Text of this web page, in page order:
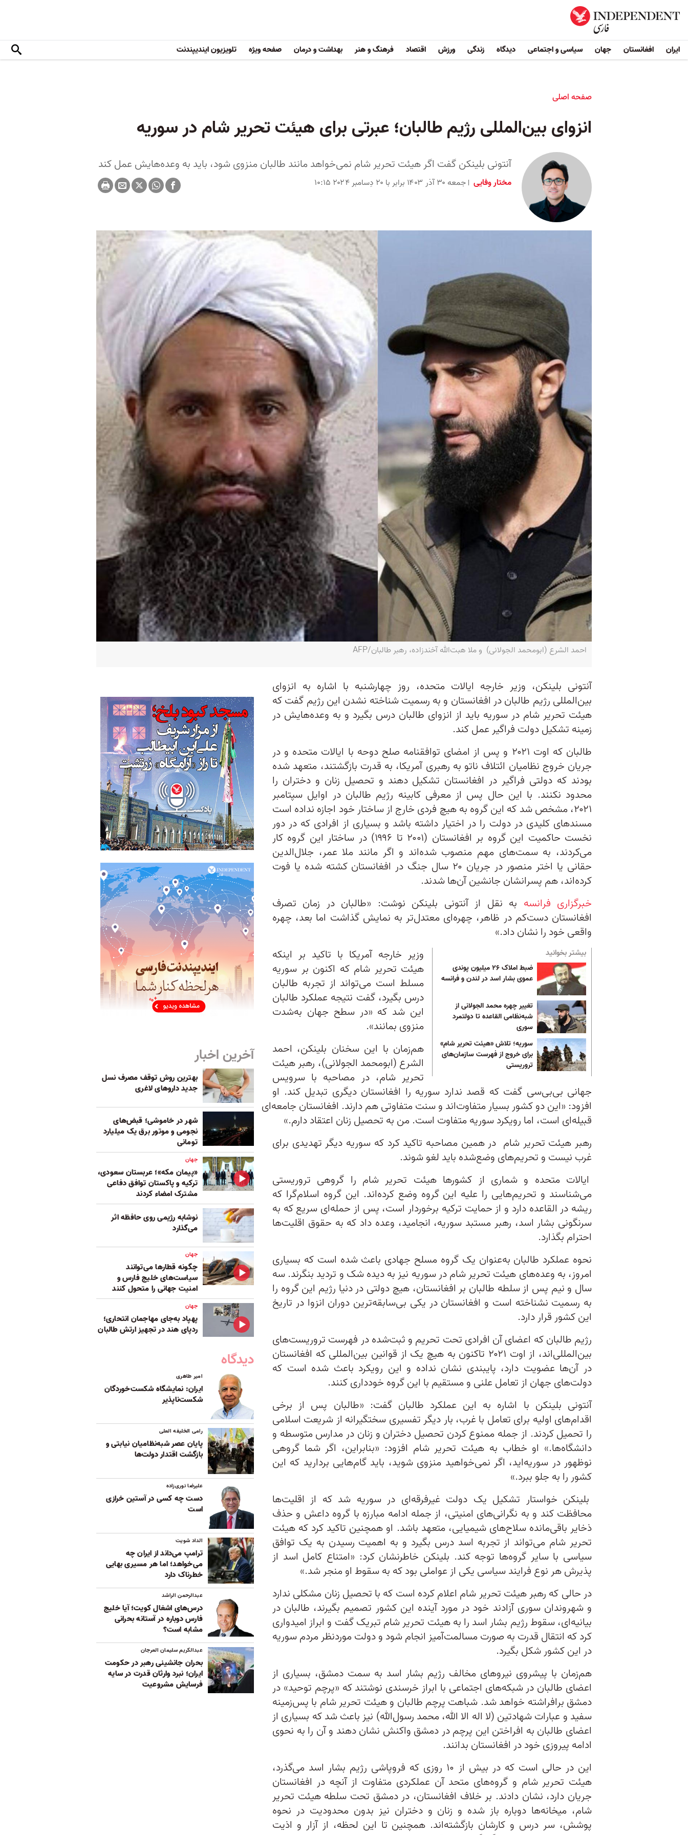
ایران افغانستان جهان سیاسی و اجتماعی دیدگاه زندگی ورزش اقتصاد فرهنگ و هنر بهداشت و درمان صفحه ویژه تلویزیون ایندیپندنت
صفحه اصلی
انزوای بین‌المللی رژیم طالبان؛ عبرتی برای هیئت تحریر شام در سوریه
آنتونی بلینکن گفت اگر هیئت تحریر شام نمی‌خواهد مانند طالبان منزوی شود، باید به وعده‌هایش عمل کند
مختار وفایی جمعه ۳۰ آذر ۱۴۰۳ برابر با ۲۰ دِسامبر ۲۰۲۴ ۱۰:۱۵
احمد الشرع (ابومحمد الجولانی) و ملا هبت‌الله آخندزاده، رهبر طالبان‌/AFP
آنتونی بلینکن، وزیر خارجه ایالات متحده، روز چهارشنبه با اشاره به انزوای
بین‌المللی رژیم طالبان در افغانستان و به رسمیت شناخته نشدن این رژیم گفت که
هیئت تحریر شام در سوریه باید از انزوای طالبان درس بگیرد و به وعده‌هایش در
زمینه تشکیل دولت فراگیر عمل کند.
طالبان که اوت ۲۰۲۱ و پس از امضای توافقنامه صلح دوحه با ایالات متحده و در
جریان خروج نظامیان ائتلاف ناتو به رهبری آمریکا، به قدرت بازگشتند، متعهد شده
بودند که دولتی فراگیر در افغانستان تشکیل دهند و تحصیل زنان و دختران را
محدود نکنند. با این حال پس از معرفی کابینه رژیم طالبان در اوایل سپتامبر
۲۰۲۱، مشخص شد که این گروه به هیچ فردی خارج از ساختار خود اجازه نداده است
مسندهای کلیدی در دولت را در اختیار داشته باشد و بسیاری از افرادی که در دور
نخست حاکمیت این گروه بر افغانستان (۲۰۰۱ تا ۱۹۹۶) در ساختار این گروه کار
می‌کردند، به سمت‌های مهم منصوب شده‌اند و اگر مانند ملا عمر، جلال‌الدین
حقانی یا اختر منصور در جریان ۲۰ سال جنگ در افغانستان کشته شده یا فوت
کرد‌ه‌اند، هم پسرانشان جانشین آن‌ها شدند.
خبرگزاری فرانسه به نقل از آنتونی بلینکن نوشت: «طالبان در زمان تصرف
افغانستان دست‌کم در ظاهر، چهر‌ه‌ای معتدل‌تر به نمایش گذاشت اما بعد، چهره
واقعی خود را نشان داد.»
بیشتر بخوانید
ضبط املاک ۲۶ میلیون پوندی
عموی بشار اسد در لندن و فرانسه
تغییر چهره محمد الجولانی از
شبه‌نظامی القاعده تا دولتمرد
سوری
سوریه؛ تلاش «هیئت تحریر شام»
برای خروج از فهرست سازمان‌های
تروریستی
وزیر خارجه آمریکا با تاکید بر اینکه
هیئت تحریر شام که اکنون بر سوریه
مسلط است می‌تواند از تجربه طالبان
درس بگیرد، گفت نتیجه عملکرد طالبان
این شد که «در سطح جهان به‌شدت
منزوی بمانند».
هم‌زمان با این سخنان بلینکن، احمد
الشرع (ابومحمد الجولانی)، رهبر هیئت
تحریر شام، در مصاحبه با سرویس
جهانی بی‌بی‌سی گفت که قصد ندارد سوریه را افغانستان دیگری تبدیل کند. او
افزود: «این دو کشور بسیار متفاوت‌‌اند و سنت متفاوتی هم دارند. افغانستان جامعه‌ای
قبیله‌ای است، اما رویکرد سوریه متفاوت است. من به تحصیل زنان اعتقاد دارم.»
رهبر هیئت تحریر شام در همین مصاحبه تاکید کرد که سوریه دیگر تهدیدی برای
غرب نیست و تحریم‌های وضع‌شده باید لغو شوند.
ایالات متحده و شماری از کشورها هیئت تحریر شام را گروهی تروریستی
می‌شناسند و تحریم‌هایی را علیه این گروه وضع کرده‌اند. این گروه اسلام‌گرا که
ریشه در القاعده دارد و از حمایت ترکیه برخوردار است، پس از حمله‌ای سریع که به
سرنگونی بشار اسد، رهبر مستبد سوریه، انجامید، وعده داد که به حقوق اقلیت‌ها
احترام بگذارد.
نحوه عملکرد طالبان به‌عنوان یک گروه مسلح جهادی باعث شده است که بسیاری‌
امروز، به وعده‌های هیئت تحریر شام در سوریه نیز به دیده شک و تردید بنگرند. سه
سال و نیم پس از سلطه طالبان بر افغانستان، هیچ دولتی در دنیا رژیم این گروه را
به رسمیت نشناخته است و افغانستان در یکی بی‌سابقه‌ترین دوران انزوا در تاریخ
این کشور قرار دارد.
رژیم طالبان که اعضای آن افرادی تحت‌ تحریم و ثبت‌شده در فهرست تروریست‌های
بین‌المللی‌اند، از اوت ۲۰۲۱ تاکنون به هیچ یک از قوانین بین‌المللی که افغانستان
در آن‌ها عضویت دارد، پایبندی نشان نداده و این رویکرد باعث شده است که
دولت‌های جهان از تعامل علنی و مستقیم با این گروه خودداری کنند.
آنتونی بلینکن با اشاره به این عملکرد طالبان گفت: «طالبان پس از برخی
اقدام‌های اولیه برای تعامل با غرب، بار دیگر تفسیری سختگیرانه‌ از شریعت اسلامی
را تحمیل کردند. از جمله ممنوع کردن تحصیل دختران و زنان در مدارس متوسطه و
دانشگاه‌ها.» او خطاب به هیئت تحریر شام افزود: «بنابراین، اگر شما گروهی
نوظهور در سوریه‌اید، اگر نمی‌خواهید منزوی شوید، باید گام‌هایی بردارید که این
کشور را به جلو ببرد.»
بلینکن خواستار تشکیل یک دولت غیرفرقه‌ای در سوریه شد که از اقلیت‌ها
محافظت کند و به نگرانی‌های امنیتی، از جمله ادامه مبارزه با گروه داعش و حذف
ذخایر باقی‌مانده سلاح‌های شیمیایی، متعهد باشد. او همچنین تاکید کرد که هیئت
تحریر شام می‌تواند از تجربه اسد درس بگیرد و به اهمیت رسیدن به یک توافق
سیاسی با سایر گروه‌ها توجه کند. بلینکن خاطرنشان کرد: «امتناع کامل اسد از
پذیرش هر نوع فرایند سیاسی یکی از عواملی بود که به سقوط او منجر شد.»
در حالی که رهبر هیئت تحریر شام اعلام کرده است که با تحصیل زنان مشکلی ندارد
و شهروندان سوری آزادند خود در مورد آینده این کشور تصمیم بگیرند، طالبان در
بیانیه‌ای، سقوط رژیم بشار اسد را به هیئت تحریر شام تبریک گفت و ابراز امیدواری
کرد که انتقال قدرت به صورت مسالمت‌آمیز انجام شود و دولت موردنظر مردم سوریه
در این کشور شکل بگیرد.
هم‌زمان با پیشروی نیروهای مخالف رژیم بشار اسد به سمت دمشق، بسیاری از
اعضای طالبان در شبکه‌های اجتماعی با ابراز خرسندی نوشتند که «پرچم توحید» در
دمشق برافراشته خواهد شد. شباهت پرچم‌ طالبان و هیئت تحریر شام با پس‌زمینه
سفید و عبارات شهادتین (لا اله الا الله، محمد رسول‌الله) نیز باعث شد که بسیاری از
اعضای طالبان به افراختن این پرچم در دمشق واکنش نشان دهند و آن را به نحوی
ادامه پیروزی خود در افغانستان بدانند.
این در حالی است که در بیش از ۱۰ روزی که فروپاشی رژیم بشار اسد می‌گذرد،
هیئت تحریر شام و گروه‌های متحد آن عملکردی متفاوت از آنچه در افغانستان
جریان دارد، نشان دادند. بر خلاف افغانستان، در دمشق تحت سلطه هیئت تحریر
شام، میخانه‌ها دوباره باز شده‌ و زنان و دختران نیز بدون محدودیت در نحوه
پوشش، سر درس و کارشان بازگشته‌اند. همچنین تا این لحظه، از آزار و اذیت
آخرین اخبار
بهترین روش توقف مصرف نسل
جدید داروهای لاغری
شهر در خاموشی؛ قبض‌های
نجومی و موتور برق یک میلیارد
تومانی
جهان
«پیمان مکه»؛ عربستان سعودی،
ترکیه و پاکستان توافق دفاعی
مشترک امضاء کردند
نوشابه رژیمی روی حافظه اثر
می‌گذارد
جهان
چگونه قطارها می‌توانند
سیاست‌های خلیج فارس و
امنیت جهانی را متحول کنند
جهان
پهپاد به‌جای مهاجمان انتحاری؛
ردپای هند در تجهیز ارتش طالبان
دیدگاه
امیر طاهری
ایران: نمایشگاه شکست‌خوردگان
شکست‌ناپذیر
رامی الخلیفه العلی
پایان عصر شبه‌نظامیان نیابتی و
بازگشت اقتدار دولت‌ها
علیرضا نوری‌زاده
دست چه کسی در آستین خرازی
است
الداد شویت
ترامپ می‌داند از ایران چه
می‌خواهد؛ اما هر مسیری بهایی
خطرناک دارد
عبدالرحمن الراشد
درس‌های اشغال کویت؛ آیا خلیج
فارس دوباره در آستانه بحرانی
مشابه است؟
عبدالکریم سلیمان العرجان
بحران جانشینی رهبر در حکومت
ایران؛ نبرد وارثان قدرت در سایه
فرسایش مشروعیت